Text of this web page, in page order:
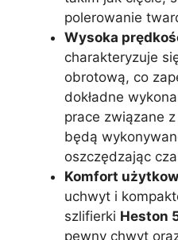
polerowanie
Wysoka
charakteryzuje
obrotową, co
dokładne
prace związane
będą
oszczędzając
Komfort
uchwyt i
szlifierki Heston
pewny chwyt